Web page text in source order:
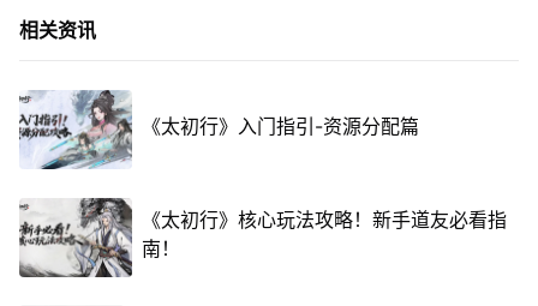
相关资讯
《太初行》入门指引-资源分配篇
《太初行》核心玩法攻略！新手道友必看指
南！